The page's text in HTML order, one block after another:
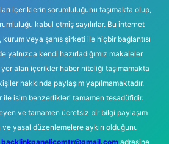
içeriklerin sorumluluğunu taşımakta olup,
kabul etmiş sayılırlar. Bu internet
veya şahıs şirketi ile hiçbir bağlantısı
yalnızca kendi hazırladığımız makaleler
yer alan içerikler haber niteliği taşımamakta
hakkında paylaşım yapılmamaktadır.
ile isim benzerlikleri tamamen tesadüfidir.
ve tamamen ücretsiz bir bilgi paylaşım
yasal düzenlemelere aykırı olduğunu
backlinkpanelicomtr@gmail.comadresine